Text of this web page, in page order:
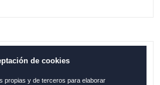
1982 DE LUXE -
de cookies
propias y de terceros para elaborar